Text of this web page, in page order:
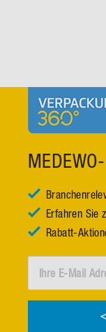
Erfahren Sie
Rabatt-